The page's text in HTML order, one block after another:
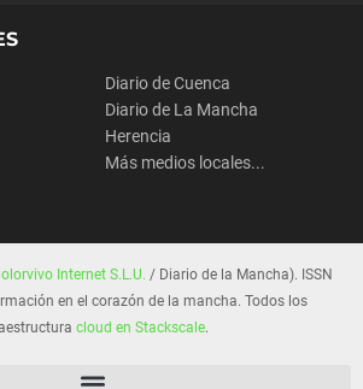
Diario de Cuenca
Diario de La Mancha
Herencia
Más medios locales...
Internet S.L.U. / Diario de la Mancha). ISSN
en el corazón de la mancha. Todos los
cloud en Stackscale.